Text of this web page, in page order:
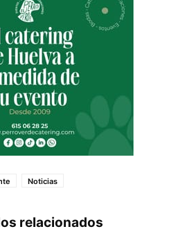
Noticias
relacionados